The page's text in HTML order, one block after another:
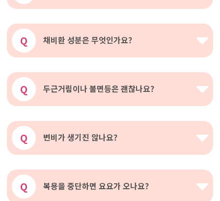
Q 채비환 성분은 무엇인가요?
Q 두근거림이나 불면등은 괜찮나요?
Q 변비가 생기진 않나요?
Q 복용을 중단하면 요요가 오나요?